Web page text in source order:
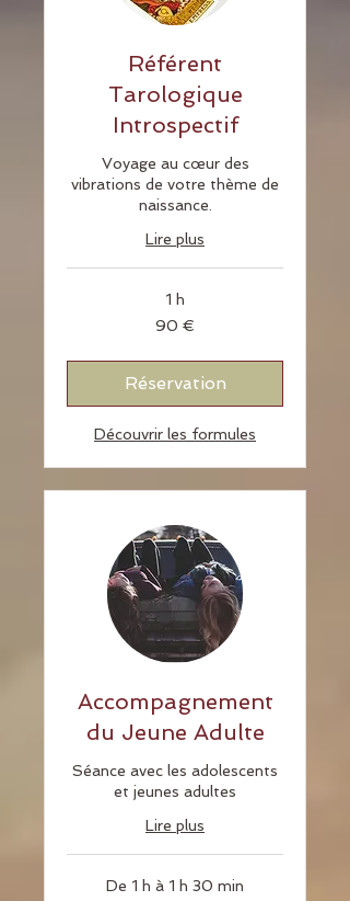
Référent
Tarologique
Introspectif
Voyage au cœur des
vibrations de votre thème de
naissance.
Lire plus
1 h
90 €
Réservation
Découvrir les formules
Accompagnement
du Jeune Adulte
Séance avec les adolescents
et jeunes adultes
Lire plus
De 1 h à 1 h 30 min